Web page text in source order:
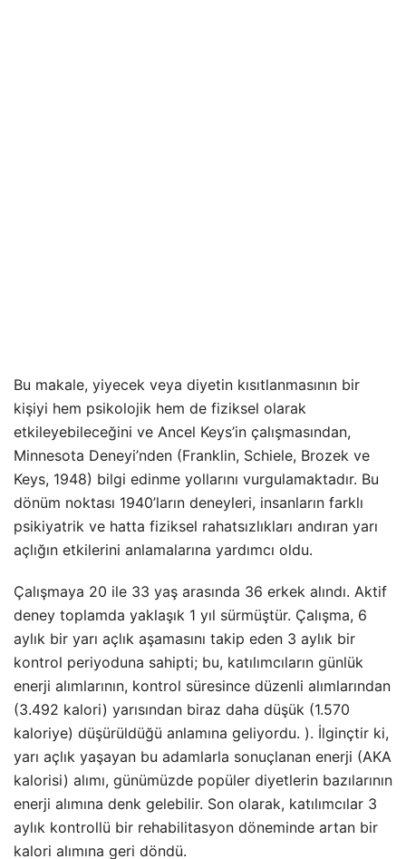
Bu makale, yiyecek veya diyetin kısıtlanmasının bir
kişiyi hem psikolojik hem de fiziksel olarak
etkileyebileceğini ve Ancel Keys’in çalışmasından,
Minnesota Deneyi’nden (Franklin, Schiele, Brozek ve
Keys, 1948) bilgi edinme yollarını vurgulamaktadır. Bu
dönüm noktası 1940’ların deneyleri, insanların farklı
psikiyatrik ve hatta fiziksel rahatsızlıkları andıran yarı
açlığın etkilerini anlamalarına yardımcı oldu.
Çalışmaya 20 ile 33 yaş arasında 36 erkek alındı. Aktif
deney toplamda yaklaşık 1 yıl sürmüştür. Çalışma, 6
aylık bir yarı açlık aşamasını takip eden 3 aylık bir
kontrol periyoduna sahipti; bu, katılımcıların günlük
enerji alımlarının, kontrol süresince düzenli alımlarından
(3.492 kalori) yarısından biraz daha düşük (1.570
kaloriye) düşürüldüğü anlamına geliyordu. ). İlginçtir ki,
yarı açlık yaşayan bu adamlarla sonuçlanan enerji (AKA
kalorisi) alımı, günümüzde popüler diyetlerin bazılarının
enerji alımına denk gelebilir. Son olarak, katılımcılar 3
aylık kontrollü bir rehabilitasyon döneminde artan bir
kalori alımına geri döndü.